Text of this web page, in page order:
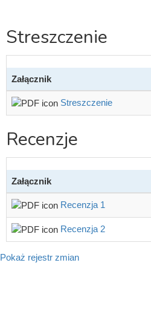
Streszczenie
Załącznik
Streszczenie
Recenzje
Załącznik
Recenzja 1
Recenzja 2
Pokaż rejestr zmian